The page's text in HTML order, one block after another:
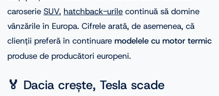
caroserie SUV, hatchback-urile continuă să domine
vânzările în Europa. Cifrele arată, de asemenea, că
clienții preferă în continuare modelele cu motor termic
produse de producători europeni.
🏅 Dacia crește, Tesla scade